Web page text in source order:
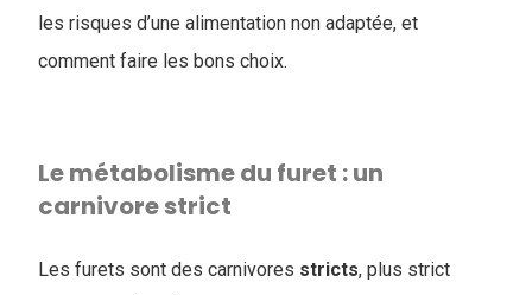
les risques d’une alimentation non adaptée, et
comment faire les bons choix.
Le métabolisme du furet : un
carnivore strict
Les furets sont des carnivores stricts, plus strict